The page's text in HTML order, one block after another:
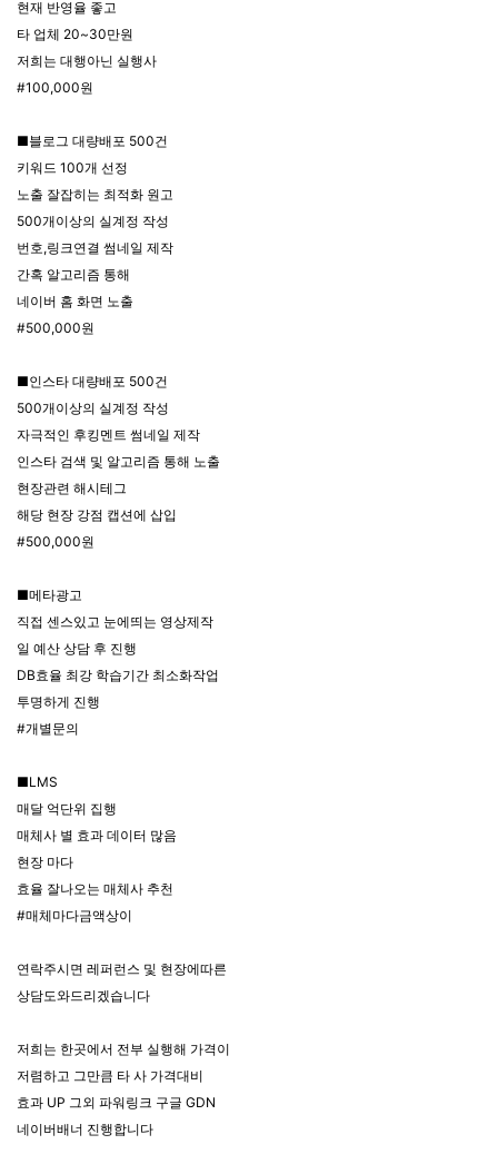
현재 반영율 좋고
타 업체 20~30만원
저희는 대행아닌 실행사
#100,000원
■블로그 대량배포 500건
키워드 100개 선정
노출 잘잡히는 최적화 원고
500개이상의 실계정 작성
번호,링크연결 썸네일 제작
간혹 알고리즘 통해
네이버 홈 화면 노출
#500,000원
■인스타 대량배포 500건
500개이상의 실계정 작성
자극적인 후킹멘트 썸네일 제작
인스타 검색 및 알고리즘 통해 노출
현장관련 해시테그
해당 현장 강점 캡션에 삽입
#500,000원
■메타광고
직접 센스있고 눈에띄는 영상제작
일 예산 상담 후 진행
DB효율 최강 학습기간 최소화작업
투명하게 진행
#개별문의
■LMS
매달 억단위 집행
매체사 별 효과 데이터 많음
현장 마다
효율 잘나오는 매체사 추천
#매체마다금액상이
연락주시면 레퍼런스 및 현장에따른
상담도와드리겠습니다
저희는 한곳에서 전부 실행해 가격이
저렴하고 그만큼 타 사 가격대비
효과 UP 그외 파워링크 구글 GDN
네이버배너 진행합니다